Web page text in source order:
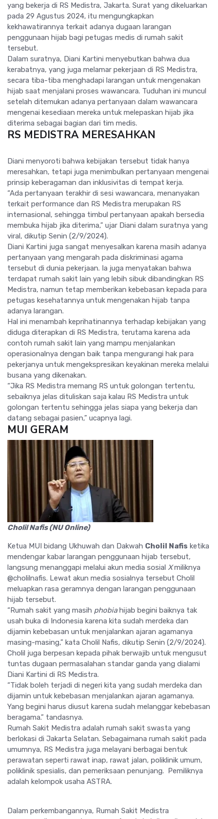
yang bekerja di RS Medistra, Jakarta. Surat yang dikeluarkan
pada 29 Agustus 2024, itu mengungkapkan
kekhawatirannya terkait adanya dugaan larangan
penggunaan hijab bagi petugas medis di rumah sakit
tersebut.
Dalam suratnya, Diani Kartini menyebutkan bahwa dua
kerabatnya, yang juga melamar pekerjaan di RS Medistra,
secara tiba-tiba menghadapi larangan untuk mengenakan
hijab saat menjalani proses wawancara. Tuduhan ini muncul
setelah ditemukan adanya pertanyaan dalam wawancara
mengenai kesediaan mereka untuk melepaskan hijab jika
diterima sebagai bagian dari tim medis.
RS MEDISTRA MERESAHKAN
Diani menyoroti bahwa kebijakan tersebut tidak hanya
meresahkan, tetapi juga menimbulkan pertanyaan mengenai
prinsip keberagaman dan inklusivitas di tempat kerja.
“Ada pertanyaan terakhir di sesi wawancara, menanyakan
terkait performance dan RS Medistra merupakan RS
internasional, sehingga timbul pertanyaan apakah bersedia
membuka hijab jika diterima,” ujar Diani dalam suratnya yang
viral, dikutip Senin (2/9/2024).
Diani Kartini juga sangat menyesalkan karena masih adanya
pertanyaan yang mengarah pada diskriminasi agama
tersebut di dunia pekerjaan. Ia juga menyatakan bahwa
terdapat rumah sakit lain yang lebih sibuk dibandingkan RS
Medistra, namun tetap memberikan kebebasan kepada para
petugas kesehatannya untuk mengenakan hijab tanpa
adanya larangan.
Hal ini menambah keprihatinannya terhadap kebijakan yang
diduga diterapkan di RS Medistra, terutama karena ada
contoh rumah sakit lain yang mampu menjalankan
operasionalnya dengan baik tanpa mengurangi hak para
pekerjanya untuk mengekspresikan keyakinan mereka melalui
busana yang dikenakan.
“Jika RS Medistra memang RS untuk golongan tertentu,
sebaiknya jelas dituliskan saja kalau RS Medistra untuk
golongan tertentu sehingga jelas siapa yang bekerja dan
datang sebagai pasien,” ucapnya lagi.
MUI GERAM
Cholil Nafis (NU Online)
Ketua MUI bidang Ukhuwah dan Dakwah Cholil Nafis ketika
mendengar kabar larangan penggunaan hijab tersebut,
langsung menanggapi melalui akun media sosial Xmiliknya
@cholilnafis. Lewat akun media sosialnya tersebut Cholil
meluapkan rasa geramnya dengan larangan penggunaan
hijab tersebut.
“Rumah sakit yang masih phobiahijab begini baiknya tak
usah buka di Indonesia karena kita sudah merdeka dan
dijamin kebebasan untuk menjalankan ajaran agamanya
masing-masing,” kata Cholil Nafis, dikutip Senin (2/9/2024).
Cholil juga berpesan kepada pihak berwajib untuk mengusut
tuntas dugaan permasalahan standar ganda yang dialami
Diani Kartini di RS Medistra.
“Tidak boleh terjadi di negeri kita yang sudah merdeka dan
dijamin untuk kebebasan menjalankan ajaran agamanya.
Yang begini harus diusut karena sudah melanggar kebebasan
beragama.” tandasnya.
Rumah Sakit Medistra adalah rumah sakit swasta yang
berlokasi di Jakarta Selatan. Sebagaimana rumah sakit pada
umumnya, RS Medistra juga melayani berbagai bentuk
perawatan seperti rawat inap, rawat jalan, poliklinik umum,
poliklinik spesialis, dan pemeriksaan penunjang. Pemiliknya
adalah kelompok usaha ASTRA.
Dalam perkembangannya, Rumah Sakit Medistra